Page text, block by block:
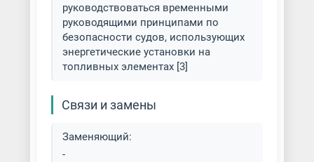
руководствоваться временными
руководящими принципами по
безопасности судов, использующих
энергетические установки на
топливных элементах [3]
Связи и замены
Заменяющий:
-